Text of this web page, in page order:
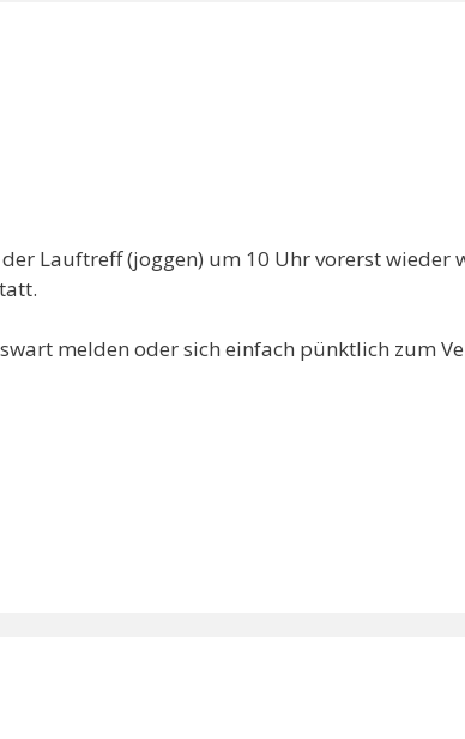
Lauftreff (joggen) um 10 Uhr vorerst wieder
melden oder sich einfach pünktlich zum